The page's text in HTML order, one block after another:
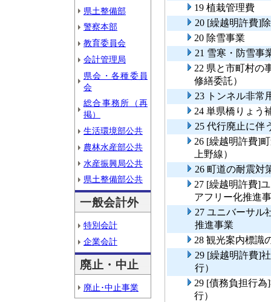
県土整備部
警察本部
教育委員会
会計管理局
県会・各種委員
会
総合事務所（再
掲）
生活環境部公共
農林水産部公共
水産振興局公共
県土整備部公共
一般会計外
特別会計
企業会計
廃止・中止
廃止･中止事業
19 植栽管理費
20 [繰越明許費]
20 除雪事業
21 雪寒・防雪事
22 県と市町村の
修繕委託）
23 トンネル非常
24 単県橋りょう
25 代行廃止に伴
26 [繰越明許費]
上野線）
26 町道の耐震対
27 [繰越明許費]
アフリー化推進
27 ユニバーサル
推進事業
28 観光案内標
29 [繰越明許費]
行）
29 [債務負担行
行）